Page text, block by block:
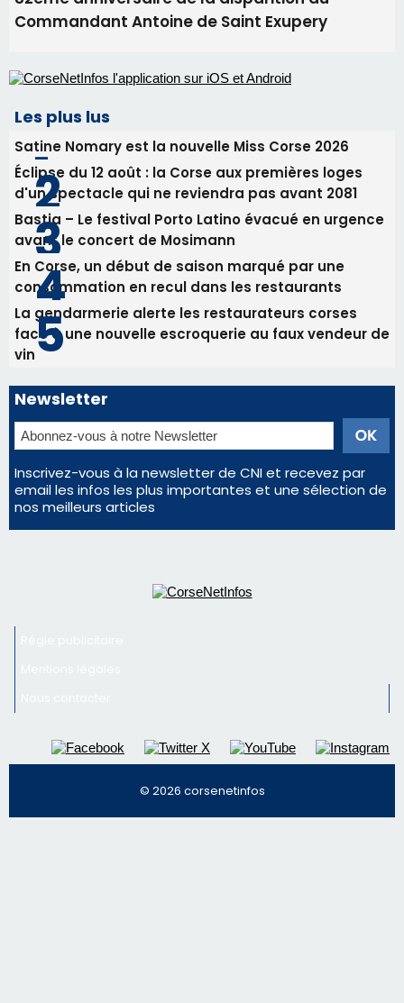
Commandant Antoine de Saint Exupery
Les plus lus
Satine Nomary est la nouvelle Miss Corse 2026
Éclipse du 12 août : la Corse aux premières loges
d'un spectacle qui ne reviendra pas avant 2081
Bastia – Le festival Porto Latino évacué en urgence
avant le concert de Mosimann
En Corse, un début de saison marqué par une
consommation en recul dans les restaurants
La gendarmerie alerte les restaurateurs corses
face à une nouvelle escroquerie au faux vendeur de
vin
Newsletter
Inscrivez-vous à la newsletter de CNI et recevez par
email les infos les plus importantes et une sélection de
nos meilleurs articles
© 2026 corsenetinfos